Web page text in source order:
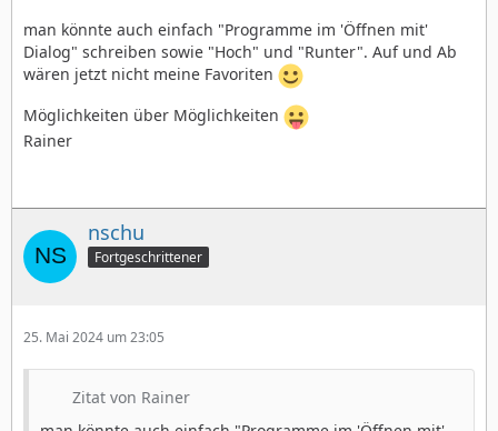
man könnte auch einfach "Programme im 'Öffnen mit'
Dialog" schreiben sowie "Hoch" und "Runter". Auf und Ab
wären jetzt nicht meine Favoriten
Möglichkeiten über Möglichkeiten
Rainer
nschu
Fortgeschrittener
25. Mai 2024 um 23:05
Zitat von Rainer